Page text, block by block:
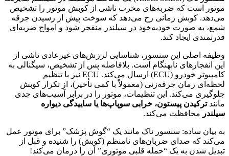
موتور است که ضربه‌های مخرب ناشی از کوبش موتور را تشخیص
می‌دهد. کوبش زمانی رخ می‌دهد که سوخت پیش از رسیدن جرقه
شمع، به صورت خودبه‌خود در سیلندر منفجر شود و امواج ضربه‌ای
قدرتمندی ایجاد کند.
وظیفه اصلی این سنسور، شناسایی لرزش‌های غیرعادی ناشی از
این انفجارهای نابهنگام است. بلافاصله پس از تشخیص، سیگنالی به
کامپیوتر خودرو (ECU) ارسال می‌کند. ECU نیز با تنظیم
لحظه‌ای زمان جرقه‌زنی (معمولاً با کمی تأخیر)، از تکرار کوبش
جلوگیری می‌کند. این تنظیمات، موتور را در برابر آسیب‌های جدی
مانندترکیدن پیستون، خرابی سوپاپ‌ها یا ساییدگی دیواره
سیلندر محافظت می‌کند.
به بیان ساده: سنسور ناک مانند یک “گوش پزشک” برای موتور عمل
می‌کند که صدای ضربان‌های نامنظم (کوبش) را شنیده و قبل از
تبدیل شدن به یک “حمله قلبی موتوری” آن را درمان می‌کند!